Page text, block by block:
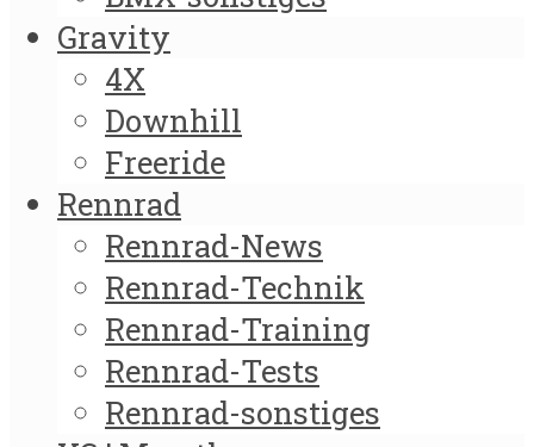
Gravity
4X
Downhill
Freeride
Rennrad
Rennrad-News
Rennrad-Technik
Rennrad-Training
Rennrad-Tests
Rennrad-sonstiges